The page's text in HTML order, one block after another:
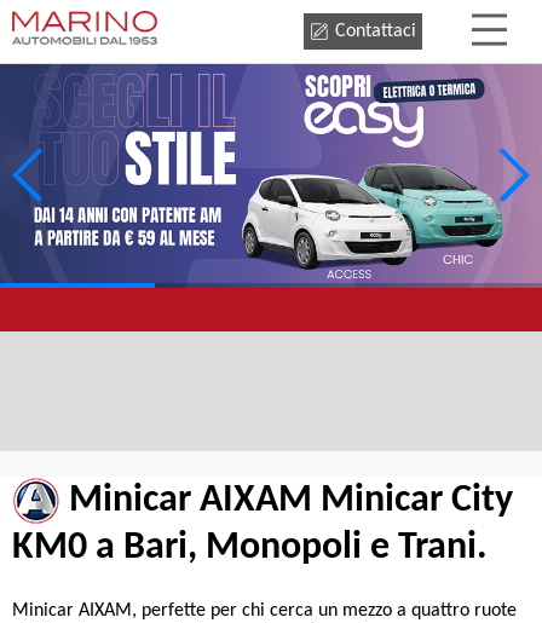
Contattaci
Minicar AIXAM Minicar City
KM0 a Bari, Monopoli e Trani.
Minicar AIXAM, perfette per chi cerca un mezzo a quattro ruote